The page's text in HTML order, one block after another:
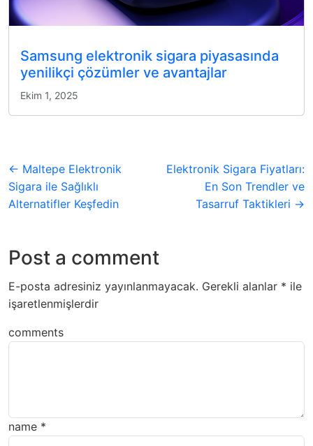
Samsung elektronik sigara piyasasında
yenilikçi çözümler ve avantajlar
Ekim 1, 2025
← Maltepe Elektronik
Sigara ile Sağlıklı
Alternatifler Keşfedin
Elektronik Sigara Fiyatları:
En Son Trendler ve
Tasarruf Taktikleri →
Post a comment
E-posta adresiniz yayınlanmayacak. Gerekli alanlar * ile
işaretlenmişlerdir
comments
name *